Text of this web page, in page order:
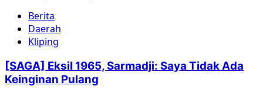
Berita
Daerah
Kliping
[SAGA] Eksil 1965, Sarmadji: Saya Tidak Ada
Keinginan Pulang